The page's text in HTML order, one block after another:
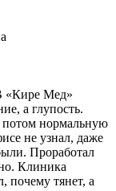
«Кире Мед»
а глупость.
потом нормальную
не узнал, даже
Проработал
Клиника
почему тянет, а